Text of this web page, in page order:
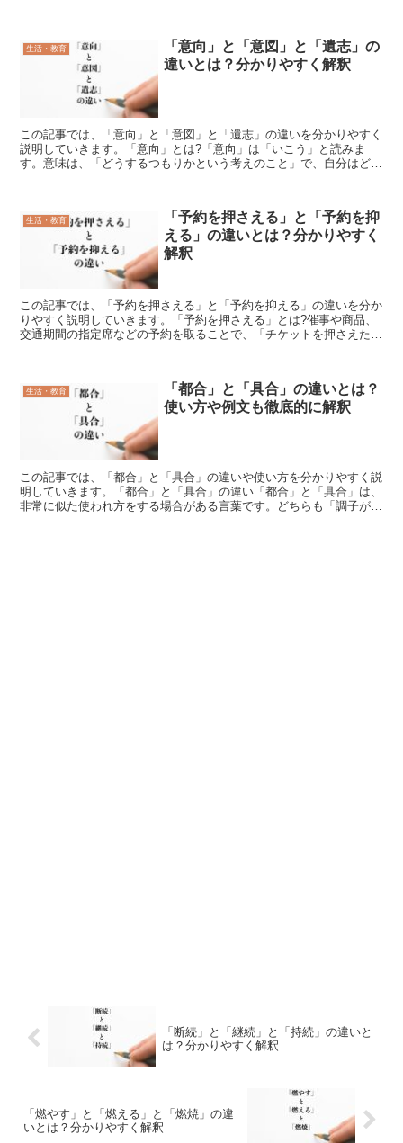
生活・教育
「意向」と「意図」と「遺志」の
違いとは？分かりやすく解釈
この記事では、「意向」と「意図」と「遺志」の違いを分かりやすく
説明していきます。「意向」とは?「意向」は「いこう」と読みま
す。意味は、「どうするつもりかという考えのこと」で、自分はどう
生活・教育
「予約を押さえる」と「予約を抑
える」の違いとは？分かりやすく
解釈
この記事では、「予約を押さえる」と「予約を抑える」の違いを分か
りやすく説明していきます。「予約を押さえる」とは?催事や商品、
交通期間の指定席などの予約を取ることで、「チケットを押さえた」
生活・教育
「都合」と「具合」の違いとは？
使い方や例文も徹底的に解釈
この記事では、「都合」と「具合」の違いや使い方を分かりやすく説
明していきます。「都合」と「具合」の違い「都合」と「具合」は、
非常に似た使われ方をする場合がある言葉です。どちらも「調子がよ
「断続」と「継続」と「持続」の違いと
は？分かりやすく解釈
「燃やす」と「燃える」と「燃焼」の違
いとは？分かりやすく解釈